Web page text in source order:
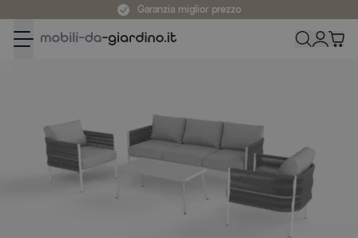
Garanzia miglior prezzo